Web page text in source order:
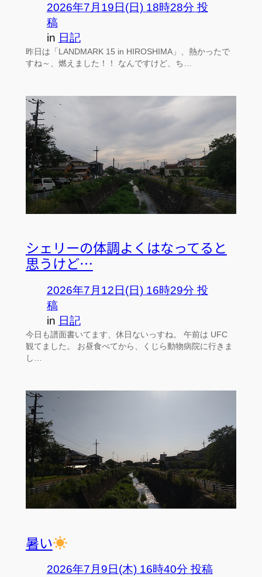
2026年7月19日(日) 18時28分 投
稿
in 日記
昨日は「LANDMARK 15 in HIROSHIMA」、熱かったで
すね～、燃えました！！ なんですけど、ち…
シェリーの体調よくはなってると
思うけど…
2026年7月12日(日) 16時29分 投
稿
in 日記
今日も譜面書いてます、休日ないっすね。 午前は UFC
観てました。 お昼食べてから、くじら動物病院に行きま
し…
暑い
2026年7月9日(木) 16時40分 投稿